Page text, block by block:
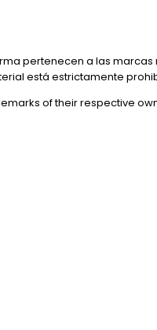
pertenecen a las
está estrictamente
of their respective